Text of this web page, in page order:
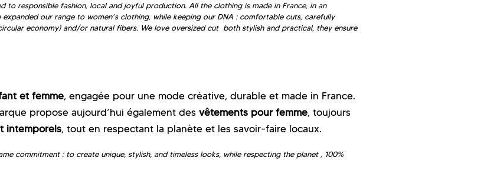
to responsible fashion, local and joyful production. All the clothing is made in France, in an
our range to women’s clothing, while keeping our DNA : comfortable cuts, carefully
economy) and/or natural fibers. We love oversized cut both stylish and practical, they ensure
et femme, engagée pour une mode créative, durable et made in France.
propose aujourd’hui également des vêtements pour femme, toujours
intemporels, tout en respectant la planète et les savoir-faire locaux.
commitment : to create unique, stylish, and timeless looks, while respecting the planet , 100%